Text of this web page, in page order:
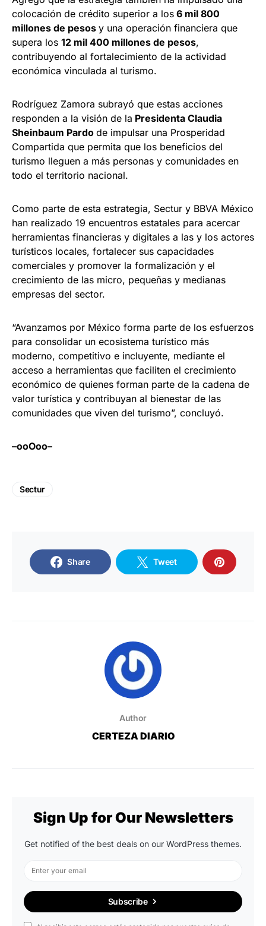
colocación de crédito superior a los 6 mil 800
millones de pesos y una operación financiera que
supera los 12 mil 400 millones de pesos,
contribuyendo al fortalecimiento de la actividad
económica vinculada al turismo.
Rodríguez Zamora subrayó que estas acciones
responden a la visión de la Presidenta Claudia
Sheinbaum Pardo de impulsar una Prosperidad
Compartida que permita que los beneficios del
turismo lleguen a más personas y comunidades en
todo el territorio nacional.
Como parte de esta estrategia, Sectur y BBVA México
han realizado 19 encuentros estatales para acercar
herramientas financieras y digitales a las y los actores
turísticos locales, fortalecer sus capacidades
comerciales y promover la formalización y el
crecimiento de las micro, pequeñas y medianas
empresas del sector.
“Avanzamos por México forma parte de los esfuerzos
para consolidar un ecosistema turístico más
moderno, competitivo e incluyente, mediante el
acceso a herramientas que faciliten el crecimiento
económico de quienes forman parte de la cadena de
valor turística y contribuyan al bienestar de las
comunidades que viven del turismo”, concluyó.
–ooOoo–
Sectur
Share Tweet
Author
CERTEZA DIARIO
Sign Up for Our Newsletters
Get notified of the best deals on our WordPress themes.
Subscribe